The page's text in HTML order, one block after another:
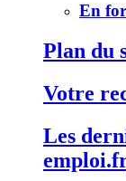
En
Plan du
Votre
Les